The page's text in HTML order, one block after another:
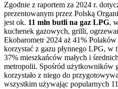
Zgodnie z raportem za 2024 r.
prezentowanym przez Polską
jest ok. 11 mln butli na gaz LPG,
kuchenek gazowych, grilli,
Ekobarometr 2024 aż 41%
korzystać z gazu płynnego LPG, w
37% mieszkańców małych i
metropolii. Spośród użytkowników
korzystało z niego do
wszystkim używając popularnych